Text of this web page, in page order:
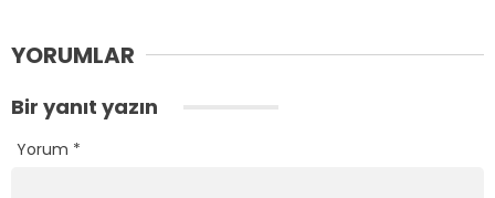
YORUMLAR
Bir yanıt yazın
Yorum *